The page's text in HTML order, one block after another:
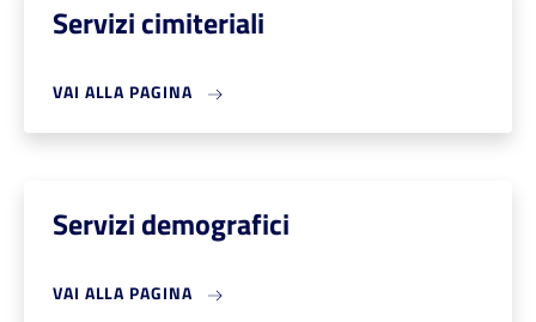
Servizi cimiteriali
VAI ALLA PAGINA
Servizi demografici
VAI ALLA PAGINA